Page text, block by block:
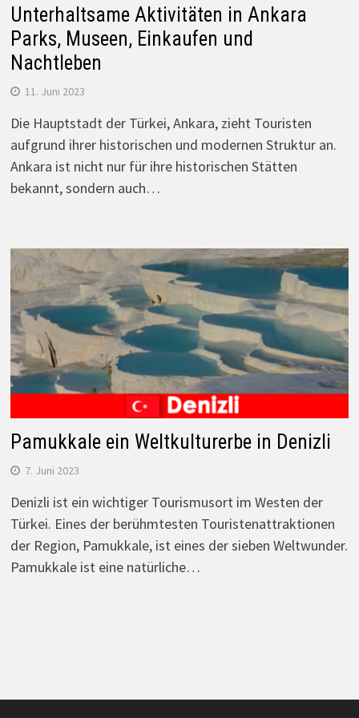
Unterhaltsame Aktivitäten in Ankara
Parks, Museen, Einkaufen und
Nachtleben
11. Juni 2023
Die Hauptstadt der Türkei, Ankara, zieht Touristen
aufgrund ihrer historischen und modernen Struktur an.
Ankara ist nicht nur für ihre historischen Stätten
bekannt, sondern auch…
Pamukkale ein Weltkulturerbe in Denizli
7. Juni 2023
Denizli ist ein wichtiger Tourismusort im Westen der
Türkei. Eines der berühmtesten Touristenattraktionen
der Region, Pamukkale, ist eines der sieben Weltwunder.
Pamukkale ist eine natürliche…